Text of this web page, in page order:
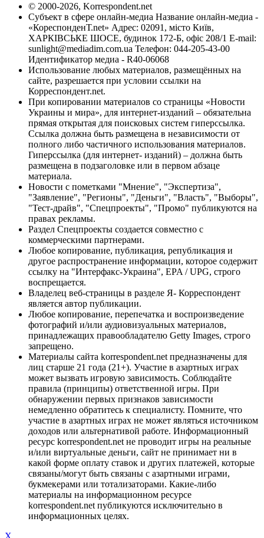
© 2000-2026, Korrespondent.net
Субъект в сфере онлайн-медиа Название онлайн-медиа -
«КореспонденТ.net» Адрес: 02091, місто Київ,
ХАРКІВСЬКЕ ШОСЕ, будинок 172-Б, офіс 208/1 E-mail:
sunlight@mediadim.com.ua Телефон: 044-205-43-00
Идентификатор медиа - R40-06068
Использование любых материалов, размещённых на
сайте, разрешается при условии ссылки на
Корреспондент.net.
При копировании материалов со страницы «Новости
Украины и мира», для интернет-изданий – обязательна
прямая открытая для поисковых систем гиперссылка.
Ссылка должна быть размещена в независимости от
полного либо частичного использования материалов.
Гиперссылка (для интернет- изданий) – должна быть
размещена в подзаголовке или в первом абзаце
материала.
Новости с пометками "Мнение", "Экспертиза",
"Заявление", "Регионы", "Деньги", "Власть", "Выборы",
"Тест-драйв", "Спецпроекты", "Промо" публикуются на
правах рекламы.
Раздел Спецпроекты создается совместно с
коммерческими партнерами.
Любое копирование, публикация, републикация и
другое распространение информации, которое содержит
ссылку на "Интерфакс-Украина", EPA / UPG, строго
воспрещается.
Владелец веб-страницы в разделе Я- Корреспондент
является автор публикации.
Любое копирование, перепечатка и воспроизведение
фотографий и/или аудиовизуальных материалов,
принадлежащих правообладателю Getty Images, строго
запрещено.
Материалы сайта korrespondent.net предназначены для
лиц старше 21 года (21+). Участие в азартных играх
может вызвать игровую зависимость. Соблюдайте
правила (принципы) ответственной игры. При
обнаружении первых признаков зависимости
немедленно обратитесь к специалисту. Помните, что
участие в азартных играх не может являться источником
доходов или альтернативой работе. Информационный
ресурс korrespondent.net не проводит игры на реальные
и/или виртуальные деньги, сайт не принимает ни в
какой форме оплату ставок и других платежей, которые
связаны/могут быть связаны с азартными играми,
букмекерами или тотализаторами. Какие-либо
материалы на информационном ресурсе
korrespondent.net публикуются исключительно в
информационных целях.
X